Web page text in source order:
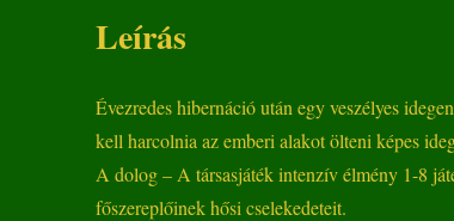
Leírás
Évezredes hibernáció után egy veszélyes
kell harcolnia az emberi alakot ölteni képes
A dolog – A társasjáték intenzív élmény 1-8
főszereplőinek hősi cselekedeteit.